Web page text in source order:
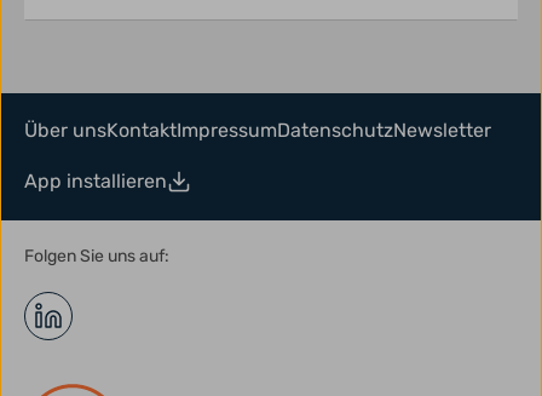
Über unsKontaktImpressumDatenschutzNewsletter
App installieren
Folgen Sie uns auf: